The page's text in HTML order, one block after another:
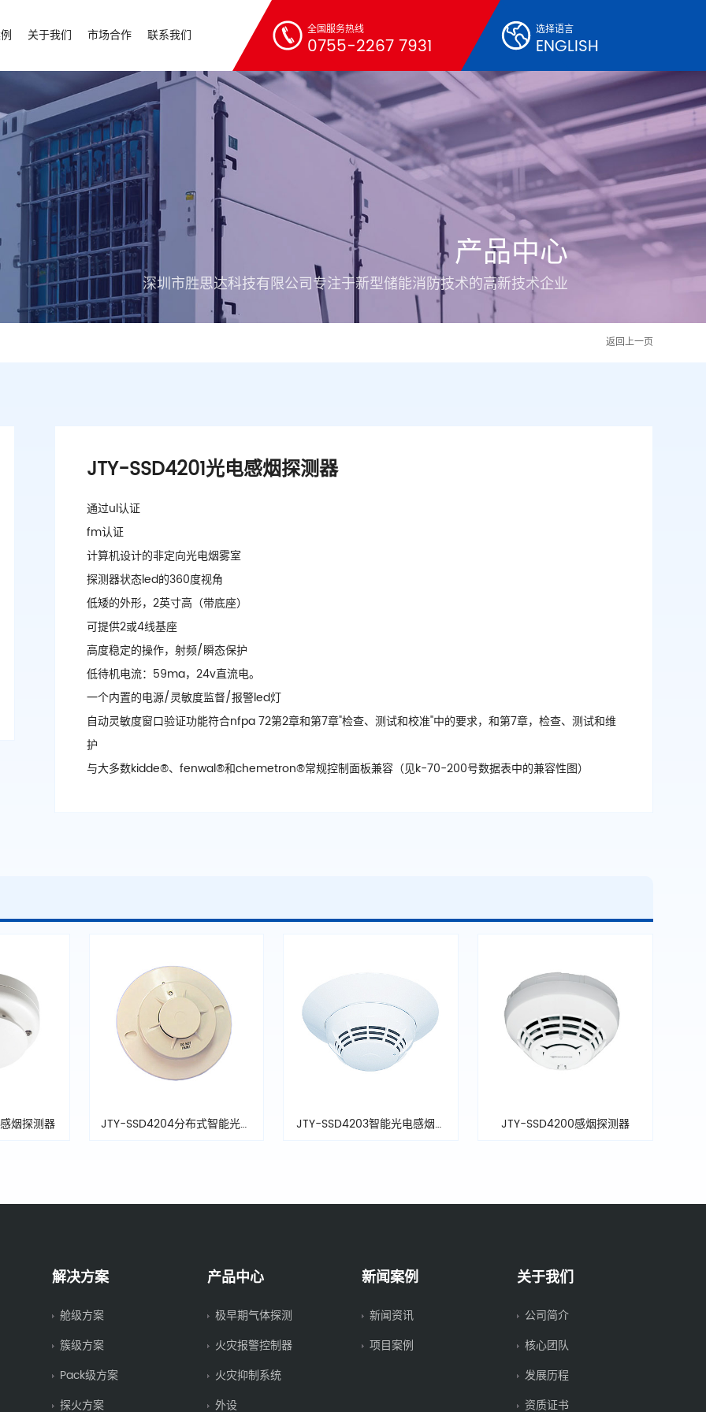
关于我们 市场合作 联系我们 全国服务热线
0755-2267 7931
选择语言
ENGLISH
产品中心
深圳市胜思达科技有限公司专注于新型储能消防技术的高新技术企业
返回上一页
JTY-SSD4201光电感烟探测器
通过ul认证
fm认证
计算机设计的非定向光电烟雾室
探测器状态led的360度视角
低矮的外形，2英寸高（带底座）
可提供2或4线基座
高度稳定的操作，射频/瞬态保护
低待机电流：59ma，24v直流电。
一个内置的电源/灵敏度监督/报警led灯
自动灵敏度窗口验证功能符合nfpa 72第2章和第7章"检查、测试和校准"中的要求，和第7章，检查、测试和维
护
与大多数kidde®、fenwal®和chemetron®常规控制面板兼容（见k-70-200号数据表中的兼容性图）
烟探测器
JTY-SSD4204分布式智能光电
JTY-SSD4203智能光电感烟探
JTY-SSD4200感烟探测器
解决方案
舱级方案
簇级方案
Pack级方案
探火方案
产品中心
极早期气体探测
火灾报警控制器
火灾抑制系统
外设
新闻案例
新闻资讯
项目案例
关于我们
公司简介
核心团队
发展历程
资质证书